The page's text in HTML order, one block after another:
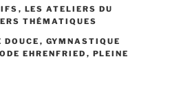
, LES ATELIERS DU
THÉMATIQUES
DOUCE , GYMNASTIQUE
EHRENFRIED , PLEINE